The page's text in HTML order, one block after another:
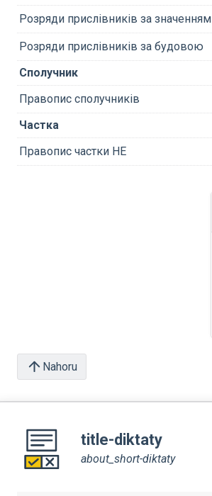
Розряди прислівників за значенням
Розряди прислівників за будовою
Сполучник
Правопис сполучників
Частка
Правопис частки НЕ
Nahoru
title-diktaty
about_short-diktaty